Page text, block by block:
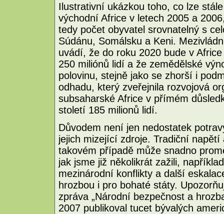
Ilustrativní ukázkou toho, co lze
východní Africe v letech 2005 a
tedy počet obyvatel srovnatelný s
Súdánu, Somálsku a Keni.
uvádí, že do roku 2020 bude v
250 miliónů lidí a že zemědělské
polovinu, stejně jako se zhorší i
odhadu, který zveřejnila rozvojová
subsaharské Africe v přímém
století 185 milionů lidí.
Důvodem není jen nedostatek
jejich mizející zdroje. Tradiční
takovém případě může snadno
jak jsme již několikrát zažili,
mezinárodní konflikty a další
hrozbou i pro bohaté státy.
zpráva „Národní bezpečnost a
2007 publikoval tucet bývalých